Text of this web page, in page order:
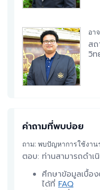
อา
สถ
วิท
คำถามที่พบบ่อย
ถาม: พบปัญหาการใช้งาน
ตอบ: ท่านสามารถดำเ
ศึกษาข้อมูลเบื้อ
ได้ที่ FAQ